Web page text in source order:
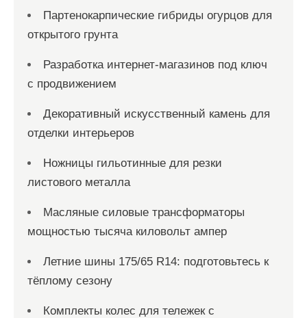
Партенокарпические гибриды огурцов для
открытого грунта
Разработка интернет-магазинов под ключ
с продвижением
Декоративный искусственный камень для
отделки интерьеров
Ножницы гильотинные для резки
листового металла
Масляные силовые трансформаторы
мощностью тысяча киловольт ампер
Летние шины 175/65 R14: подготовьтесь к
тёплому сезону
Комплекты колес для тележек с